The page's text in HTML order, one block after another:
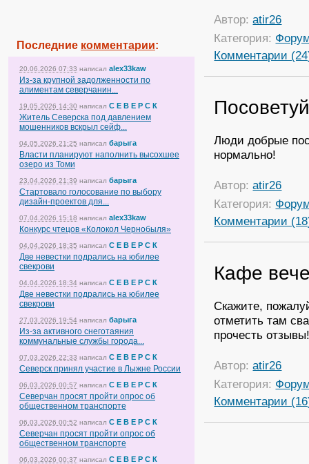
Последние комментарии:
20.06.2026 07:33 написал alex33kaw
Из-за крупной задолженности по
алиментам северчанин...
19.05.2026 14:30 написал С Е В Е Р С К
Житель Северска под давлением
мошенников вскрыл сейф...
04.05.2026 21:25 написал барыга
Власти планируют наполнить высохшее
озеро из Томи
23.04.2026 21:39 написал барыга
Стартовало голосование по выбору
дизайн-проектов для...
07.04.2026 15:18 написал alex33kaw
Конкурс чтецов «Колокол Чернобыля»
04.04.2026 18:35 написал С Е В Е Р С К
Две невестки подрались на юбилее
свекрови
04.04.2026 18:34 написал С Е В Е Р С К
Две невестки подрались на юбилее
свекрови
27.03.2026 19:54 написал барыга
Из-за активного снеготаяния
коммунальные службы города...
07.03.2026 22:33 написал С Е В Е Р С К
Северск принял участие в Лыжне России
06.03.2026 00:57 написал С Е В Е Р С К
Северчан просят пройти опрос об
общественном транспорте
06.03.2026 00:52 написал С Е В Е Р С К
Северчан просят пройти опрос об
общественном транспорте
06.03.2026 00:37 написал С Е В Е Р С К
Автор:atir26
Категория:
Комментарии
Люди добрые
нормально!
Автор:atir26
Категория:
Комментарии
Кафе
Скажите,
отметить там
прочесть
Автор:atir26
Категория:
Комментарии